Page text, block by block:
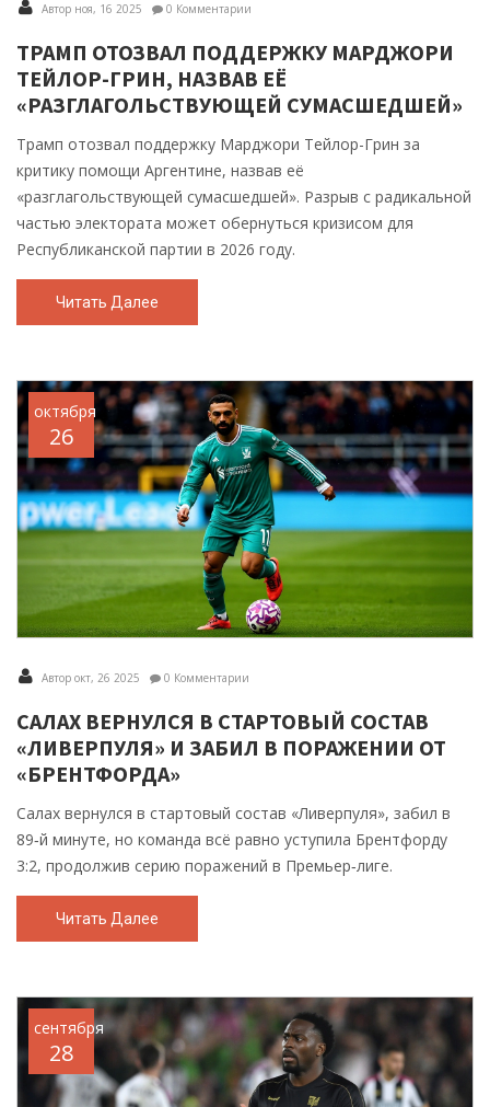
Автор ноя, 16 2025 0 Комментарии
ТРАМП ОТОЗВАЛ ПОДДЕРЖКУ МАРДЖОРИ
ТЕЙЛОР-ГРИН, НАЗВАВ ЕЁ
«РАЗГЛАГОЛЬСТВУЮЩЕЙ СУМАСШЕДШЕЙ»
Трамп отозвал поддержку Марджори Тейлор-Грин за
критику помощи Аргентине, назвав её
«разглагольствующей сумасшедшей». Разрыв с радикальной
частью электората может обернуться кризисом для
Республиканской партии в 2026 году.
Читать Далее
октября
26
Автор окт, 26 2025 0 Комментарии
САЛАХ ВЕРНУЛСЯ В СТАРТОВЫЙ СОСТАВ
«ЛИВЕРПУЛЯ» И ЗАБИЛ В ПОРАЖЕНИИ ОТ
«БРЕНТФОРДА»
Салах вернулся в стартовый состав «Ливерпуля», забил в
89‑й минуте, но команда всё равно уступила Брентфорду
3:2, продолжив серию поражений в Премьер‑лиге.
Читать Далее
сентября
28